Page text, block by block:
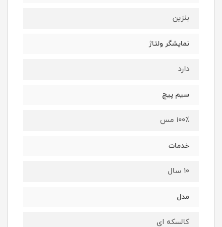
بنزین
نمایشگر ولتاژ
دارد
سیم پیچ
۱۰۰٪ مس
خدمات
۱۰ سال
مدل
کالسکه ای